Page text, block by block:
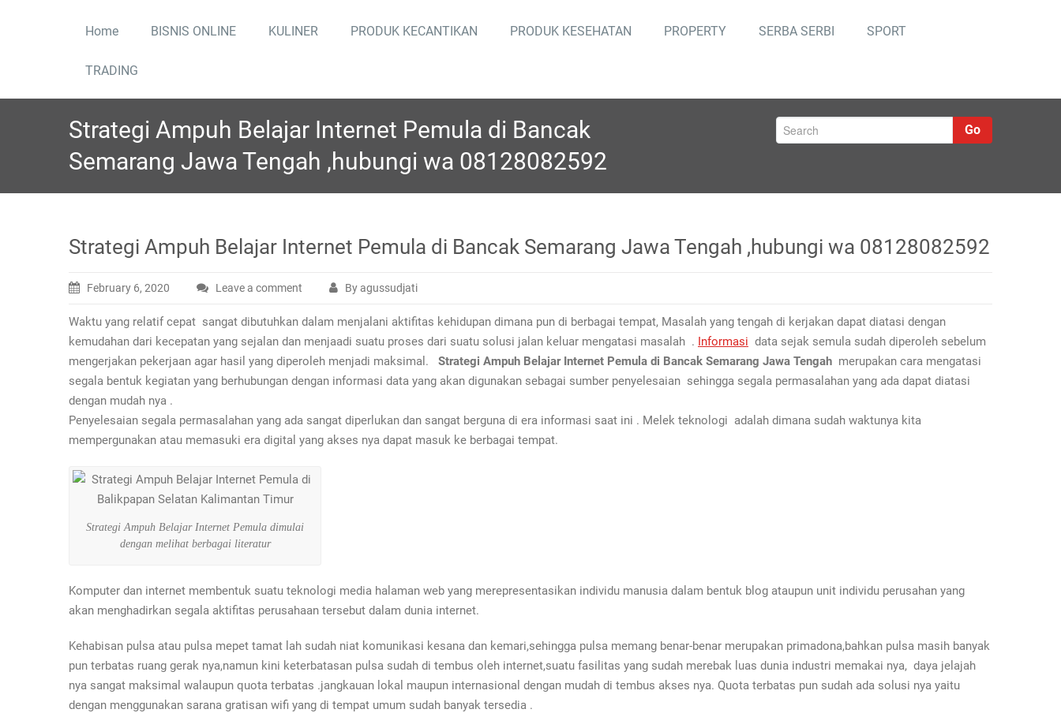
Home BISNIS ONLINE KULINER PRODUK KECANTIKAN PRODUK KESEHATAN PROPERTY SERBA SERBI SPORT
TRADING
Strategi Ampuh Belajar Internet Pemula di Bancak
Semarang Jawa Tengah ,hubungi wa 08128082592
Go
Strategi Ampuh Belajar Internet Pemula di Bancak Semarang Jawa Tengah ,hubungi wa 08128082592
February 6, 2020 Leave a comment By agussudjati
Waktu yang relatif cepat sangat dibutuhkan dalam menjalani aktifitas kehidupan dimana pun di berbagai tempat, Masalah yang tengah di kerjakan dapat diatasi dengan
kemudahan dari kecepatan yang sejalan dan menjaadi suatu proses dari suatu solusi jalan keluar mengatasi masalah . Informasi data sejak semula sudah diperoleh sebelum
mengerjakan pekerjaan agar hasil yang diperoleh menjadi maksimal. Strategi Ampuh Belajar Internet Pemula di Bancak Semarang Jawa Tengah merupakan cara mengatasi
segala bentuk kegiatan yang berhubungan dengan informasi data yang akan digunakan sebagai sumber penyelesaian sehingga segala permasalahan yang ada dapat diatasi
dengan mudah nya .
Penyelesaian segala permasalahan yang ada sangat diperlukan dan sangat berguna di era informasi saat ini . Melek teknologi adalah dimana sudah waktunya kita
mempergunakan atau memasuki era digital yang akses nya dapat masuk ke berbagai tempat.
Strategi Ampuh Belajar Internet Pemula dimulai
dengan melihat berbagai literatur
Komputer dan internet membentuk suatu teknologi media halaman web yang merepresentasikan individu manusia dalam bentuk blog ataupun unit individu perusahan yang
akan menghadirkan segala aktifitas perusahaan tersebut dalam dunia internet.
Kehabisan pulsa atau pulsa mepet tamat lah sudah niat komunikasi kesana dan kemari,sehingga pulsa memang benar-benar merupakan primadona,bahkan pulsa masih banyak
pun terbatas ruang gerak nya,namun kini keterbatasan pulsa sudah di tembus oleh internet,suatu fasilitas yang sudah merebak luas dunia industri memakai nya, daya jelajah
nya sangat maksimal walaupun quota terbatas .jangkauan lokal maupun internasional dengan mudah di tembus akses nya. Quota terbatas pun sudah ada solusi nya yaitu
dengan menggunakan sarana gratisan wifi yang di tempat umum sudah banyak tersedia .